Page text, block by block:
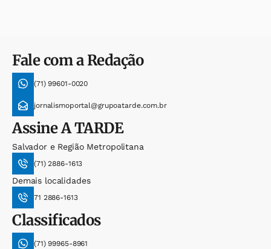
Fale com a Redação
(71) 99601-0020
jornalismoportal@grupoatarde.com.br
AssineA TARDE
Salvador e Região Metropolitana
(71) 2886-1613
Demais localidades
71 2886-1613
Classificados
(71) 99965-8961